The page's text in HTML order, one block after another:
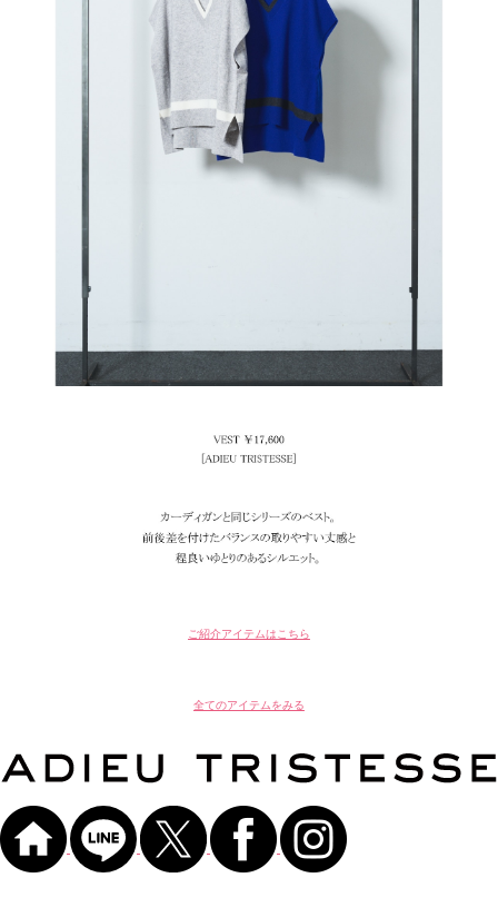
ご紹介アイテムはこちら
全てのアイテムをみる